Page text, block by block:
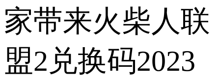
家带来火柴人联
盟2兑换码2023